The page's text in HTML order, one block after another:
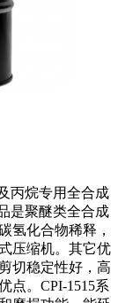
丙烷专用全合成
是聚醚类全合成
氢化合物稀释，
压缩机。其它优
切稳定性好，高
点。CPI-1515系